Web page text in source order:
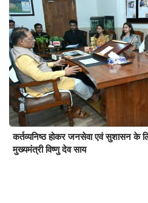
कर्तव्यनिष्ठ होकर जनसेवा एवं सुशासन के
मुख्यमंत्री विष्णु देव साय